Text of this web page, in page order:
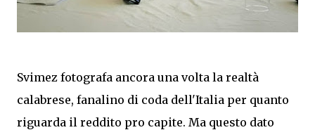
Svimez fotografa ancora una volta la realtà
calabrese, fanalino di coda dell'Italia per quanto
riguarda il reddito pro capite. Ma questo dato